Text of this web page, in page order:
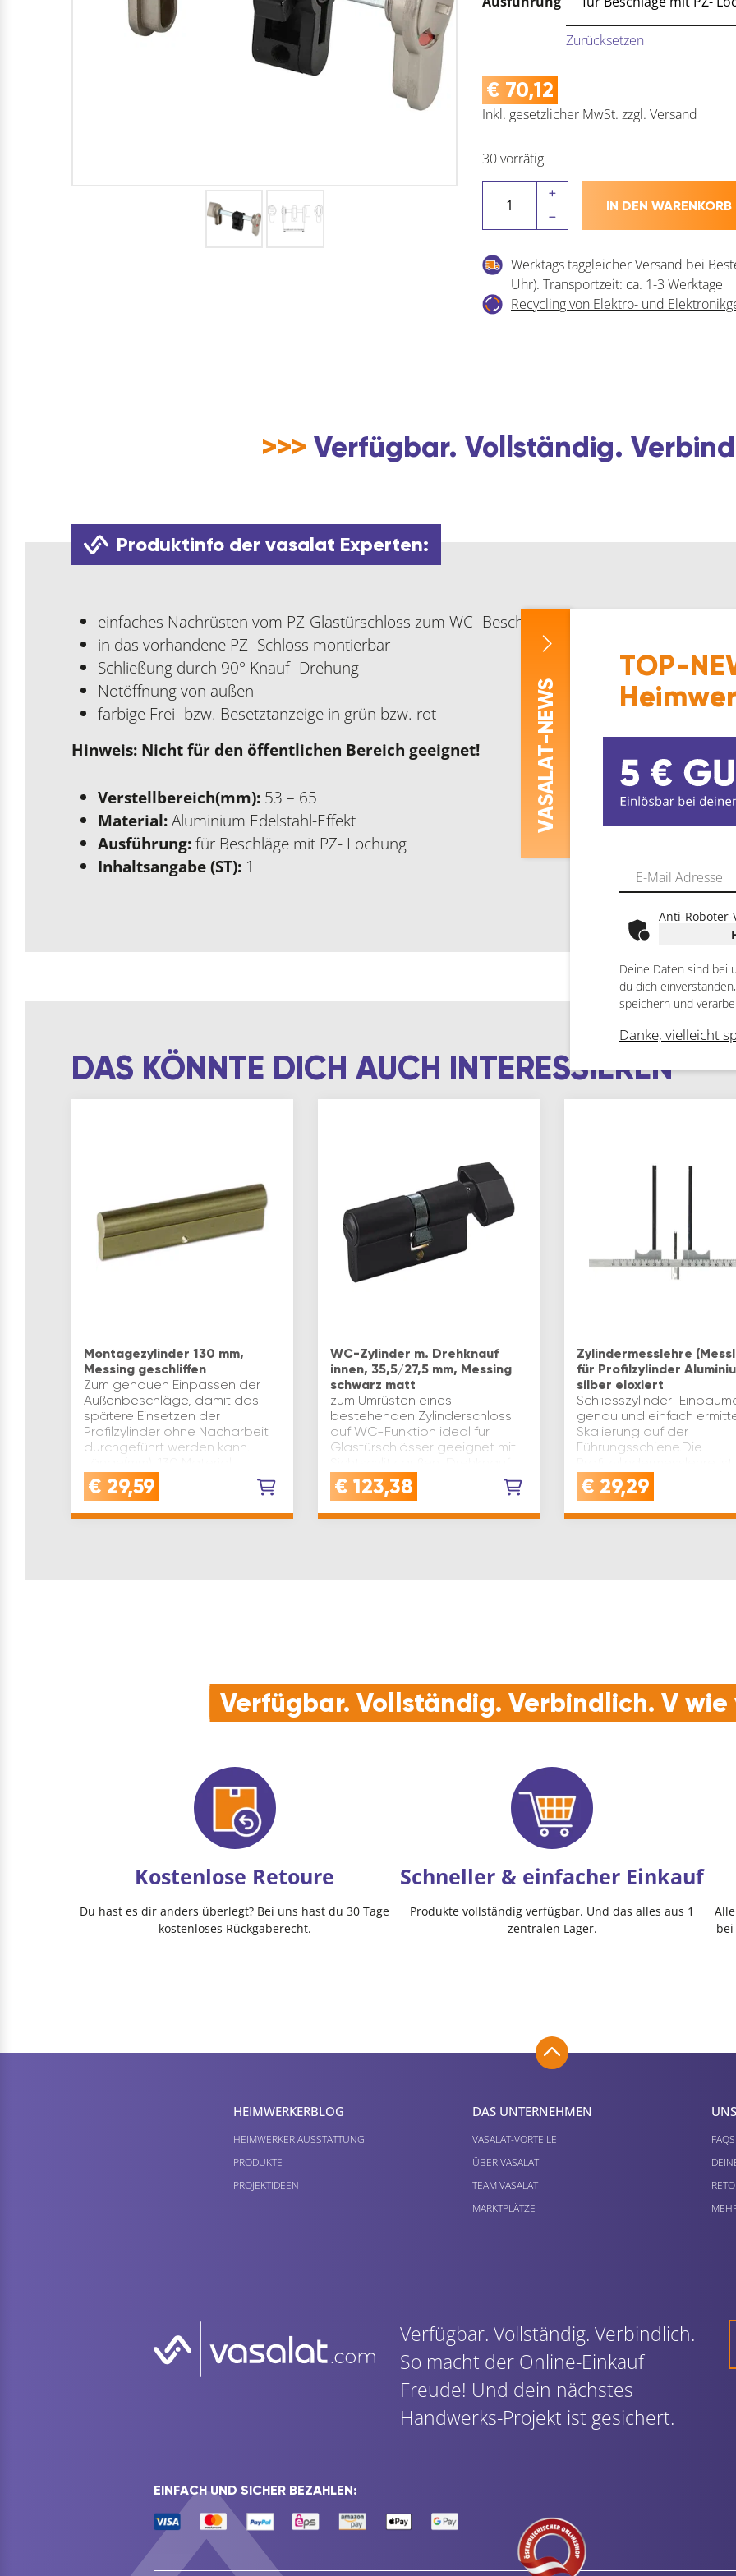
Zurücksetzen
€ 70,12
Inkl. gesetzlicher MwSt. zzgl. Versand
30 vorrätig
Beschlag/Einsatz
Nachrüsten
Menge
IN DEN WARENKORB
Werktags taggleicher Versand bei
Uhr). Transportzeit: ca. 1-3 Werktage
Recycling von Elektro- und
>>> Verfügbar. Vollständig.
Produktinfo der vasalat Experten:
einfaches Nachrüsten vom PZ-Glastürschloss zum WC- Beschlag
in das vorhandene PZ- Schloss montierbar
Schließung durch 90° Knauf- Drehung
Notöffnung von außen
farbige Frei- bzw. Besetztanzeige in grün bzw. rot
Hinweis: Nicht für den öffentlichen Bereich geeignet!
Verstellbereich(mm): 53 – 65
Material:Aluminium Edelstahl-Effekt
Ausführung:für Beschläge mit PZ- Lochung
Inhaltsangabe (ST): 1
DAS KÖNNTE DICH AUCH INTERESSIEREN
Montagezylinder 130 mm,
Messing geschliffen
Zum genauen Einpassen der
Außenbeschläge, damit das
spätere Einsetzen der
Profilzylinder ohne Nacharbeit
durchgeführt werden kann.
Messing geschliffen
Inhaltsangabe (ST): 1…
€ 29,59
WC-Zylinder m. Drehknauf
innen, 35,5/27,5 mm, Messing
schwarz matt
zum Umrüsten eines
bestehenden Zylinderschloss
auf WC-Funktion ideal für
Glastürschlösser geeignet mit
innen auf kurzer Seite (27 / 27,5
mm) weitere Zylinderlängen
€ 123,38
Zylindermesslehre
für Profilzylinder
silber eloxiert
Schliesszylinder-
genau und einfach
Skalierung auf der
Führungsschiene.Die
ideales Werkzeug zum
nehmen bei der Haustür,
€ 29,29
Verfügbar. Vollständig. Verbindlich. V
Kostenlose Retoure
Du hast es dir anders überlegt? Bei uns hast du 30 Tage
kostenloses Rückgaberecht.
Schneller & einfacher Einkauf
Produkte vollständig verfügbar. Und das alles aus 1
zentralen Lager.
V
ASALAT
-NEWS
TOP-
Anti-
Deine Daten sind bei
du dich
speichern und
Danke, vielleicht
HEIMWERKER­BLOG
HEIMWERKER AUSSTATTUNG
PRODUKTE
PROJEKTIDEEN
DAS UNTERNEHMEN
VASALAT-VORTEILE
ÜBER VASALAT
TEAM VASALAT
MARKTPLÄTZE
FAQS
Verfügbar. Vollständig. Verbindlich.
So macht der Online-Einkauf
Freude! Und dein nächstes
Handwerks-Projekt ist gesichert.
EINFACH UND SICHER BEZAHLEN: